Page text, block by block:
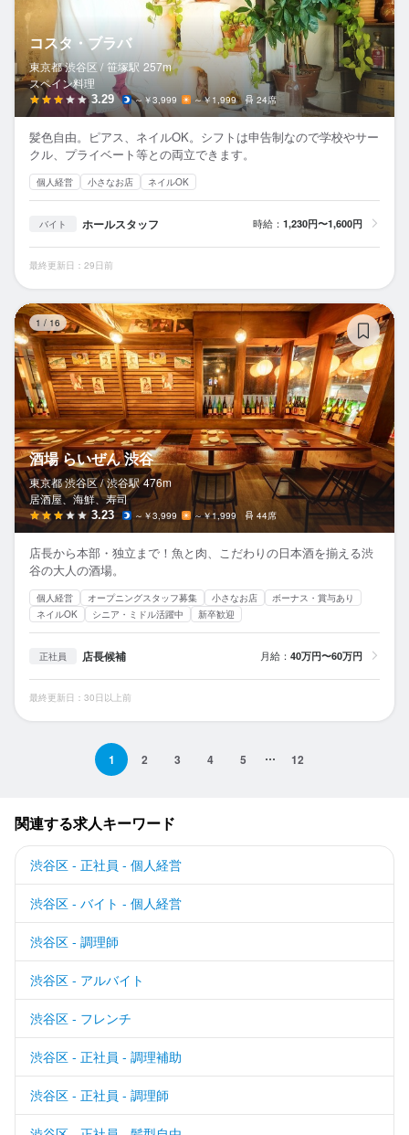
コスタ・ブラバ
東京都 渋谷区 / 笹塚駅 257m
スペイン料理
3.29 ～￥3,999 ～￥1,999 24席
髪色自由。ピアス、ネイルOK。シフトは申告制なので学校やサー
クル、プライベート等との両立できます。
個人経営 小さなお店 ネイルOK
バイト ホールスタッフ 時給： 1,230円〜1,600円
最終更新日：29日前
1 / 16
酒場 らいぜん 渋谷
東京都 渋谷区 / 渋谷駅 476m
居酒屋、海鮮、寿司
3.23 ～￥3,999 ～￥1,999 44席
店長から本部・独立まで！魚と肉、こだわりの日本酒を揃える渋
谷の大人の酒場。
個人経営 オープニングスタッフ募集 小さなお店
ボーナス・賞与あり
ネイルOK
シニア・ミドル活躍中 新卒歓迎
正社員 店長候補 月給： 40万円〜60万円
最終更新日：30日以上前
1 2 3 4 5 12
関連する求人キーワード
渋谷区 - 正社員 - 個人経営
渋谷区 - バイト - 個人経営
渋谷区 - 調理師
渋谷区 - アルバイト
渋谷区 - フレンチ
渋谷区 - 正社員 - 調理補助
渋谷区 - 正社員 - 調理師